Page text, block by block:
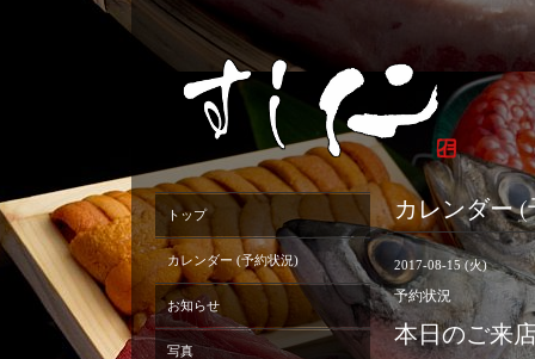
カレンダー
2017-08-15 (火)
予約状況
本日のご来
トップ
カレンダー (予約状況)
お知らせ
写真